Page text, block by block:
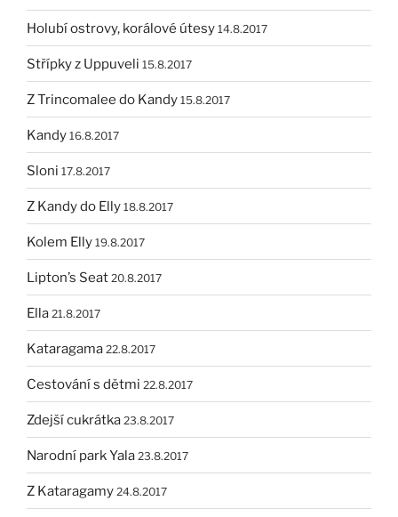
Holubí ostrovy, korálové útesy 14.8.2017
Střípky z Uppuveli 15.8.2017
Z Trincomalee do Kandy 15.8.2017
Kandy 16.8.2017
Sloni 17.8.2017
Z Kandy do Elly 18.8.2017
Kolem Elly 19.8.2017
Lipton’s Seat 20.8.2017
Ella 21.8.2017
Kataragama 22.8.2017
Cestování s dětmi 22.8.2017
Zdejší cukrátka 23.8.2017
Narodní park Yala 23.8.2017
Z Kataragamy 24.8.2017